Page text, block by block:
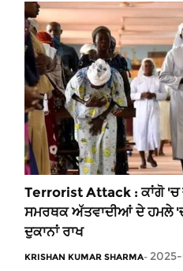
Terrorist Attack : ਕਾਂਗੋ 'ਚ
ਸਮਰਥਕ ਅੱਤਵਾਦੀਆਂ ਦੇ ਹਮਲੇ
ਦੁਕਾਨਾਂ ਰਾਖ
KRISHAN KUMAR SHARMA-